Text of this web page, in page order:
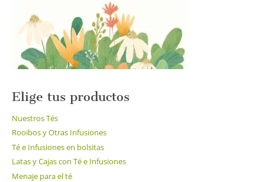
página
de
producto
Elige tus productos
Nuestros Tés
Rooibos y Otras Infusiones
Té e Infusiones en bolsitas
Latas y Cajas con Té e Infusiones
Menaje para el té